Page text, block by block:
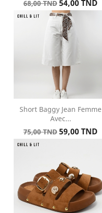
Prix
de
68,00 TND Prix
54,00 TND
Short Baggy Jean Femme
Avec...
Prix
de
75,00 TND Prix
59,00 TND